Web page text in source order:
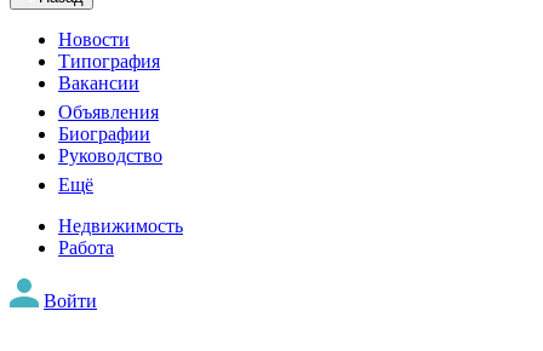
Новости
Типография
Вакансии
Объявления
Биографии
Руководство
Ещё
Недвижимость
Работа
Войти